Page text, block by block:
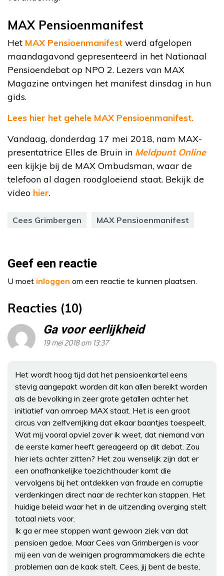
MAX Pensioenmanifest
Het MAX Pensioenmanifest werd afgelopen
maandagavond gepresenteerd in het Nationaal
Pensioendebat op NPO 2. Lezers van MAX
Magazine ontvingen het manifest dinsdag in hun
gids.
Lees hier het gehele MAX Pensioenmanifest.
Vandaag, donderdag 17 mei 2018, nam MAX-
presentatrice Elles de Bruin in Meldpunt Online
een kijkje bij de MAX Ombudsman, waar de
telefoon al dagen roodgloeiend staat. Bekijk de
video hier.
Cees Grimbergen MAX Pensioenmanifest
Geef een reactie
U moet inloggen om een reactie te kunnen plaatsen.
Reacties (10)
Ga voor eerlijkheid
19 mei 2018 om 13:37
Het wordt hoog tijd dat het pensioenkartel eens
stevig aangepakt worden dit kan allen bereikt worden
als de bevolking in zeer grote getallen achter het
initiatief van omroep MAX staat. Het is een groot
circus van zelfverrijking dat elkaar baantjes toespeelt.
Wat mij vooral opviel zover ik weet, dat niemand van
de eerste kamer heeft gereageerd op dit debat. Zou
hier iets achter zitten? Het zou wenselijk zijn dat er
een onafhankelijke toezichthouder komt die
vervolgens bij het ontdekken van fraude en corruptie
verdenkingen direct naar de rechter kan stappen. Het
huidige beleid waar het in de uitzending overging stelt
totaal niets voor.
Ik ga er mee stoppen want gewoon ziek van dat
pensioen gedoe. Maar Cees van Grimbergen is voor
mij een van de weinigen programmamakers die echte
problemen aan de kaak stelt. Cees, jij bent de beste,